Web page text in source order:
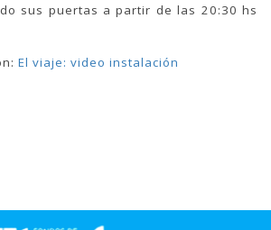
sus puertas a partir de las 20:30 hs
El viaje: video instalación